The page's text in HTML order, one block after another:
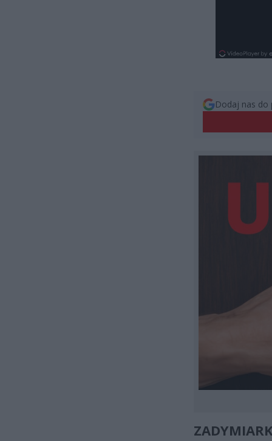
Dodaj nas do